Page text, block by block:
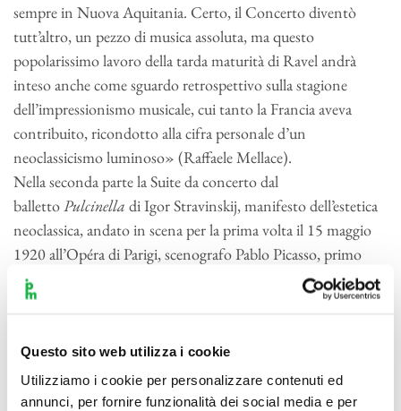
Questo sito web utilizza i cookie
Utilizziamo i cookie per personalizzare contenuti ed
annunci, per fornire funzionalità dei social media e per
sempre in Nuova Aquitania. Certo, il Concerto diventò
tutt’altro, un pezzo di musica assoluta, ma questo
popolarissimo lavoro della tarda maturità di Ravel andrà
inteso anche come sguardo retrospettivo sulla stagione
dell’impressionismo musicale, cui tanto la Francia aveva
contribuito, ricondotto alla cifra personale d’un
neoclassicismo luminoso» (Raffaele Mellace).
Nella seconda parte la Suite da concerto dal
ballettoPulcinella di Igor Stravinskij, manifesto dell’estetica
neoclassica, andato in scena per la prima volta il 15 maggio
1920 all’Opéra di Parigi, scenografo Pablo Picasso, primo
ballerino e coreografo Léonide Massine. «Composto in
Svizzera, a Morges, – ricorda Mellace nelle note per il
dei Ballets russes, Sergej Djagilev, d’un accompagnamento
pseudosettecentesco a un soggetto tratto dalla commedia
dell’arte in cui la maschera Pulcinella fosse al centro d’una